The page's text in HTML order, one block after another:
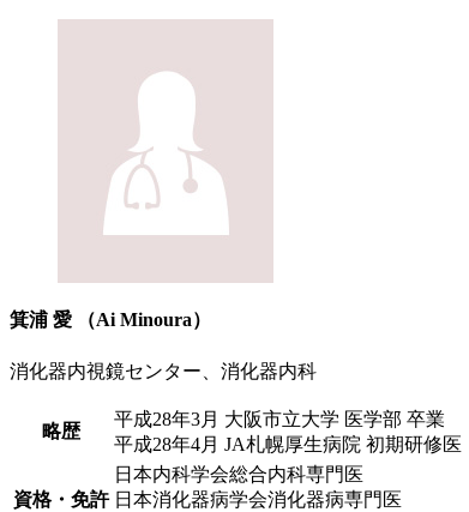
箕浦 愛 （Ai Minoura）
消化器内視鏡センター、消化器内科
略歴
平成28年3月 大阪市立大学 医学部 卒業
平成28年4月 JA札幌厚生病院 初期研修医
資格・免許
日本内科学会総合内科専門医
日本消化器病学会消化器病専門医